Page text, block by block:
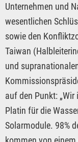
Unternehmen und
wesentlichen
sowie den
Taiwan
und
auf den Punkt:
Platin für die
Solarmodule. 98%